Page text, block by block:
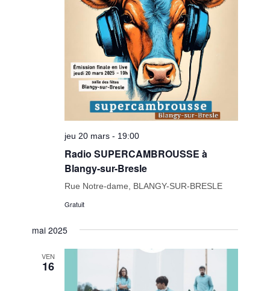
jeu 20 mars - 19:00
Radio SUPERCAMBROUSSE à
Blangy-sur-Bresle
Rue Notre-dame, BLANGY-SUR-BRESLE
Gratuit
mai 2025
VEN
16